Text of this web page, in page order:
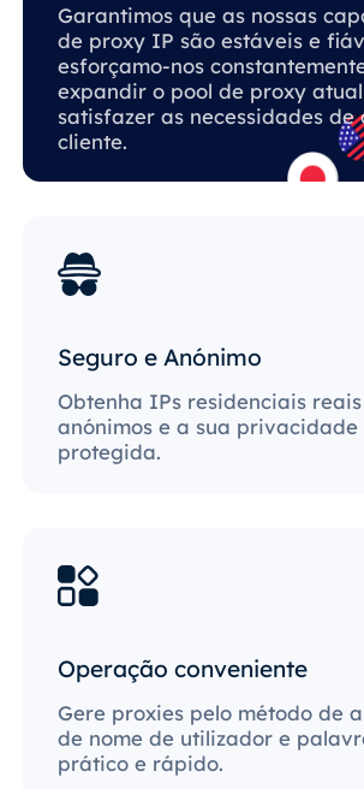
Garantimos que as nossas
de proxy IP são estáveis ​​e
esforçamo-nos
expandir o pool de proxy
satisfazer as necessidades de
cliente.
Seguro e Anónimo
Obtenha IPs residenciais
anónimos e a sua privacidade
protegida.
Operação conveniente
Gere proxies pelo método de
de nome de utilizador e
prático e rápido.